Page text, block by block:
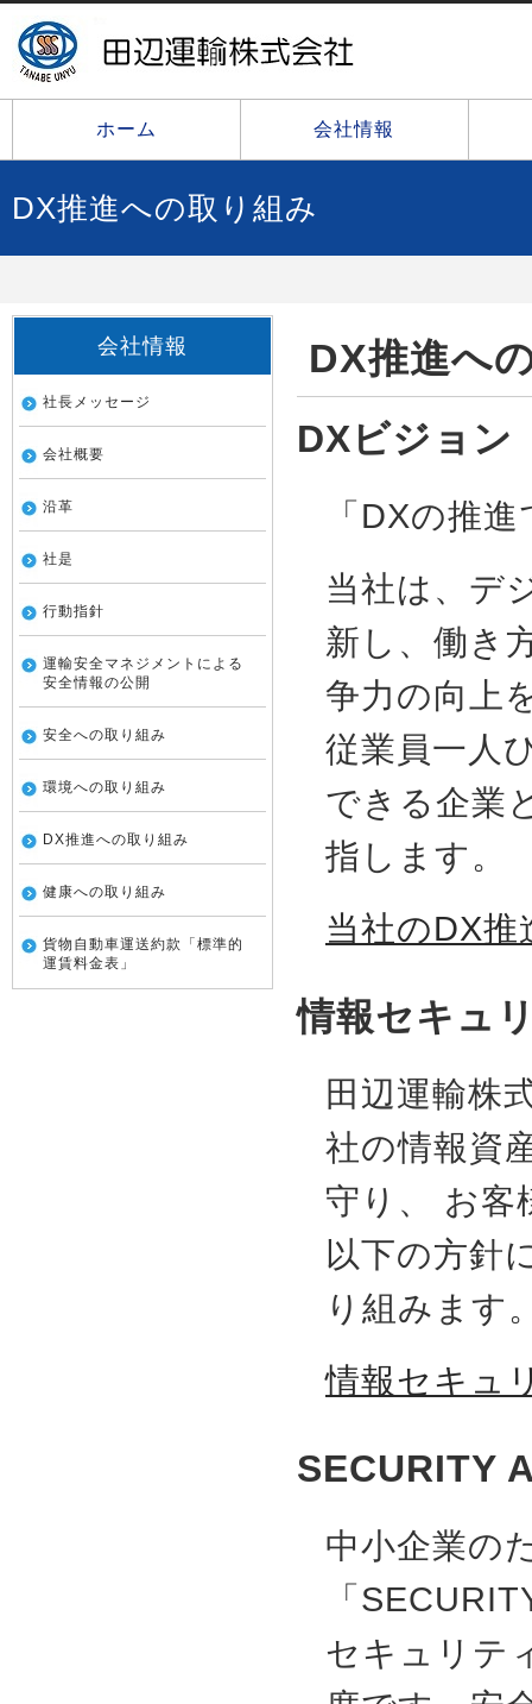
ホーム 会社情報
DX推進への取り組み
DX推進へ
DXビジョン
「DXの推
当社は、デ
新し、働き
争力の向上
従業員一人
できる企業
指します。
当社のDX
情報セキュ
田辺運輸株
社の情報資
守り、 お客
以下の方針
り組みます
情報セキュ
SECURITY
中小企業の
「
セキュリテ
会社情報
社長メッセージ
会社概要
沿革
社是
行動指針
運輸安全マネジメントによる
安全情報の公開
安全への取り組み
環境への取り組み
DX推進への取り組み
健康への取り組み
貨物自動車運送約款「標準的
運賃料金表」